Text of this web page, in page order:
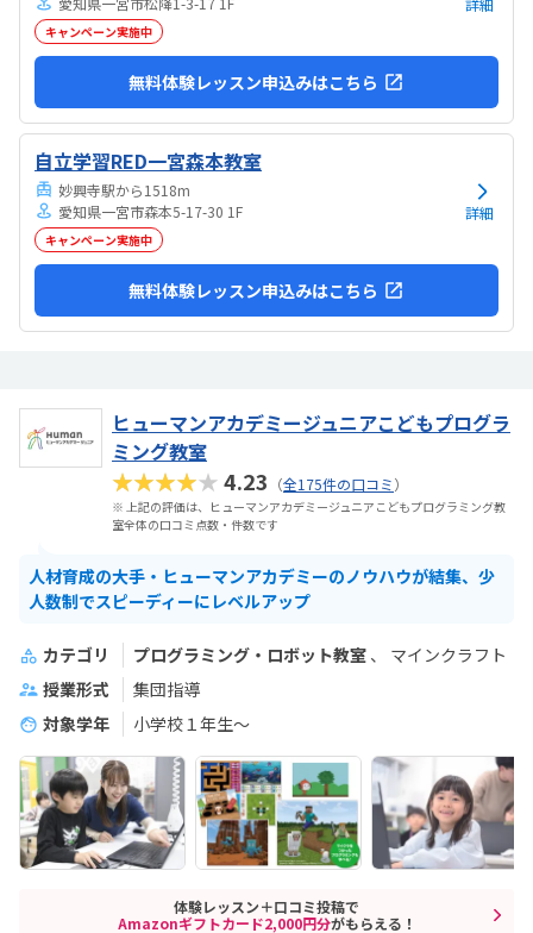
キャンペーン実施中
無料体験レッスン申込みはこちら
自立学習RED一宮森本教室
妙興寺駅から1518m
愛知県一宮市森本5-17-30 1F
キャンペーン実施中
詳細
無料体験レッスン申込みはこちら
ヒューマンアカデミージュニアこどもプログラ
ミング教室
★★★★★4.23 （全175件の口コミ）
※ 上記の評価は、ヒューマンアカデミージュニアこどもプログラミング教
室全体の口コミ点数・件数です
人材育成の大手・ヒューマンアカデミーのノウハウが結集、少
人数制でスピーディーにレベルアップ
カテゴリ プログラミング・ロボット教室
マインクラフト
授業形式
集団指導
対象学年
小学校１年生〜
体験レッスン＋口コミ投稿で
Amazonギフトカード2,000円分がもらえる！